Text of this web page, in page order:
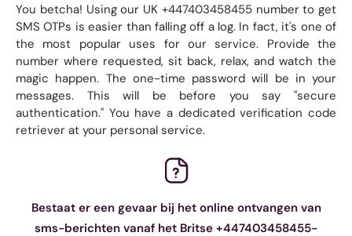
You betcha! Using our UK +447403458455 number to get
SMS OTPs is easier than falling off a log. In fact, it's one of
the most popular uses for our service. Provide the
number where requested, sit back, relax, and watch the
magic happen. The one-time password will be in your
messages. This will be before you say "secure
authentication." You have a dedicated verification code
retriever at your personal service.
Bestaat er een gevaar bij het online ontvangen van
sms-berichten vanaf het Britse +447403458455-